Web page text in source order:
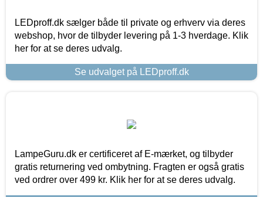
LEDproff.dk sælger både til private og erhverv via deres
webshop, hvor de tilbyder levering på 1-3 hverdage. Klik
her for at se deres udvalg.
Se udvalget på LEDproff.dk
LampeGuru.dk er certificeret af E-mærket, og tilbyder
gratis returnering ved ombytning. Fragten er også gratis
ved ordrer over 499 kr. Klik her for at se deres udvalg.